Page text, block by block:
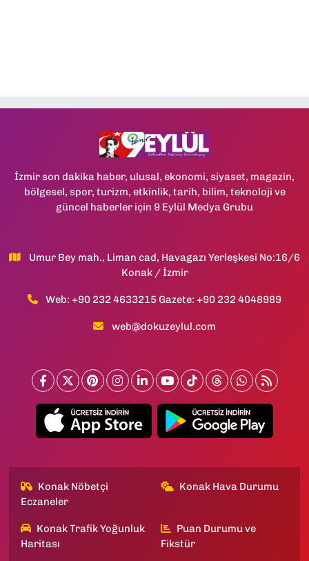
İzmir son dakika haber, ulusal, ekonomi, siyaset, magazin,
bölgesel, spor, turizm, etkinlik, tarih, bilim, teknoloji ve
güncel haberler için 9 Eylül Medya Grubu
Umur Bey mah., Liman cad, Havagazı Yerleşkesi No:16/6
Konak / İzmir
Web: +90 232 4633215 Gazete: +90 232 4048989
web@dokuzeylul.com
Konak Nöbetçi
Eczaneler
Konak Hava Durumu
Konak Trafik Yoğunluk
Haritası
Puan Durumu ve
Fikstür